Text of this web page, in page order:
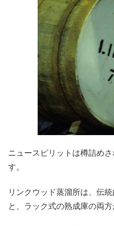
ニュースピリットは樽詰め
す。
リンクウッド蒸溜所は、伝
と、ラック式の熟成庫の両方